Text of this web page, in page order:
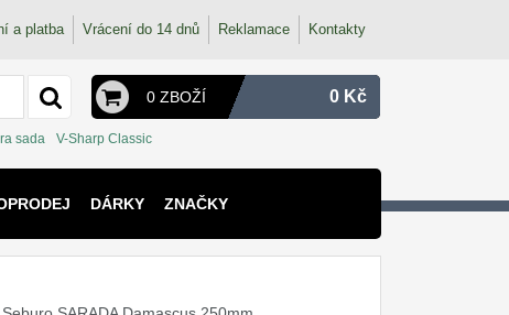
a platba Vrácení do 14 dnů Reklamace Kontakty
0 ZBOŽÍ 0 Kč
sada V-Sharp Classic
DÁRKY ZNAČKY